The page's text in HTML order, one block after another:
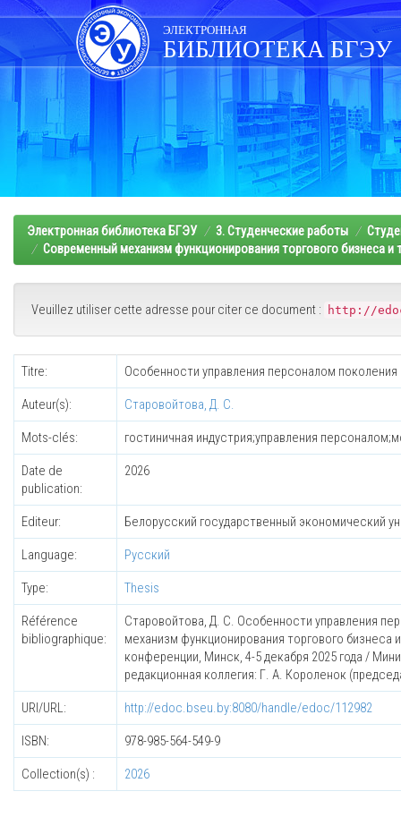
Skip
navigation
ЭЛЕКТРОННАЯ
БИБЛИОТЕКА БГЭУ
Электронная библиотека БГЭУ 3. Студенческие работы
Современный механизм функционирования торгового бизнеса и
Veuillez utiliser cette adresse pour citer ce document : http://
Titre: Особенности управления персоналом поколения
Auteur(s): Старовойтова, Д. С.
Mots-clés: гостиничная индустрия;управления
Date de
publication:
2026
Editeur: Белорусский государственный экономический
Language: Русский
Type: Thesis
Référence
bibliographique:
Старовойтова, Д. С. Особенности управления
механизм функционирования торгового
конференции, Минск, 4-5 декабря 2025 года /
редакционная коллегия: Г. А. Короленок
URI/URL: http://edoc.bseu.by:8080/handle/edoc/112982
ISBN: 978-985-564-549-9
Collection(s) : 2026